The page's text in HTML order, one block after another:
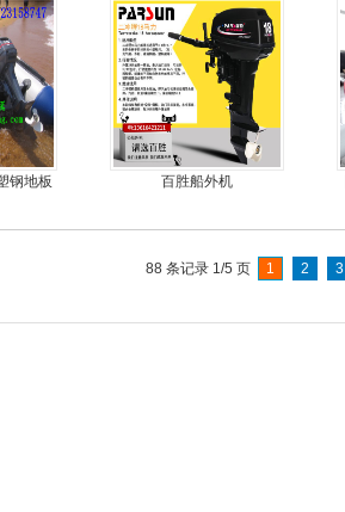
钢地板
百胜船外机
88 条记录 1/5 页 1 2 3